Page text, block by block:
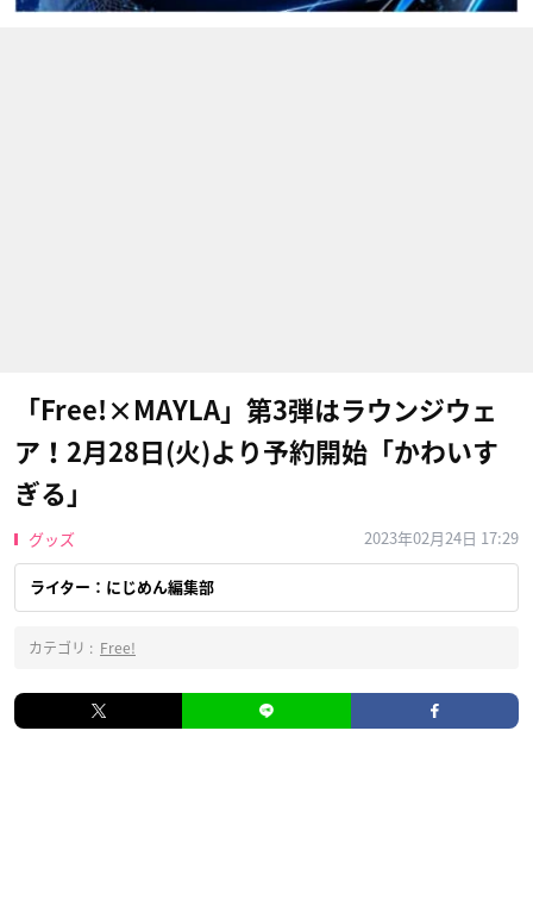
「Free!×MAYLA」第3弾はラウンジウェ
ア！2月28日(火)より予約開始「かわいす
ぎる」
グッズ 2023年02月24日 17:29
ライター：にじめん編集部
カテゴリ : Free!